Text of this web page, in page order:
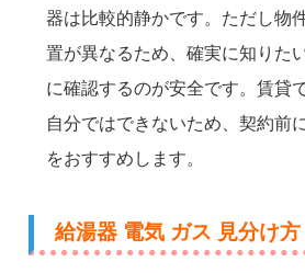
器は比較的静かです。ただし物
置が異なるため、確実に知りた
に確認するのが安全です。賃貸
自分ではできないため、契約前
をおすすめします。
給湯器 電気 ガス 見分け